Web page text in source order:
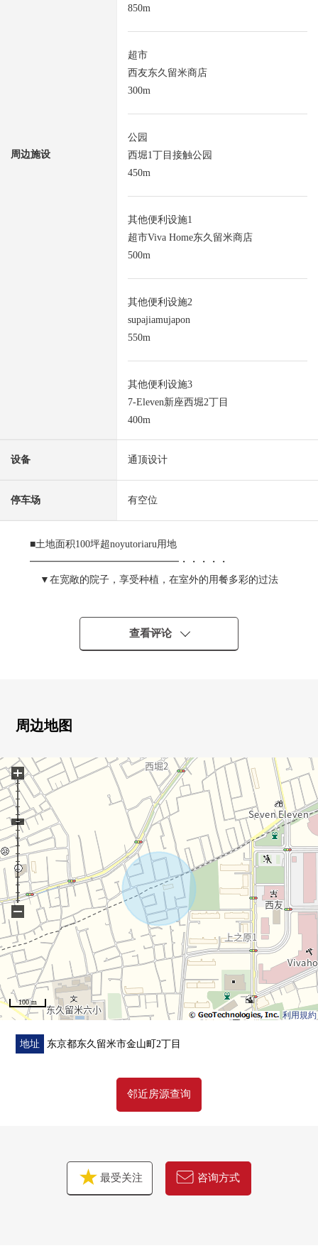
周边施设
850m
超市
西友东久留米商店
300m
公园
西堀1丁目接触公园
450m
其他便利设施1
超市Viva Home东久留米商店
500m
其他便利设施2
supajiamujapon
550m
其他便利设施3
7-Eleven新座西堀2丁目
400m
设备 通顶设计
停车场 有空位
■土地面积100坪超noyutoriaru用地
━━━━━━━━━━━━━━━・・・・・
▼在宽敞的院子，享受种植，在室外的用餐多彩的过法
▼对有开放感觉的屋顶和居室数量拥有舒适的房型
▼家族各自的私人的时间是能珍惜的家。
▼车路少，并且在深处的位置定居下来的居住环境。
身心。
容易把孩子的上学换成的位置。
查看评论
周边地图
利用規約
100 m
+
−
地址 东京都东久留米市金山町2丁目
邻近房源查询
最受关注 咨询方式